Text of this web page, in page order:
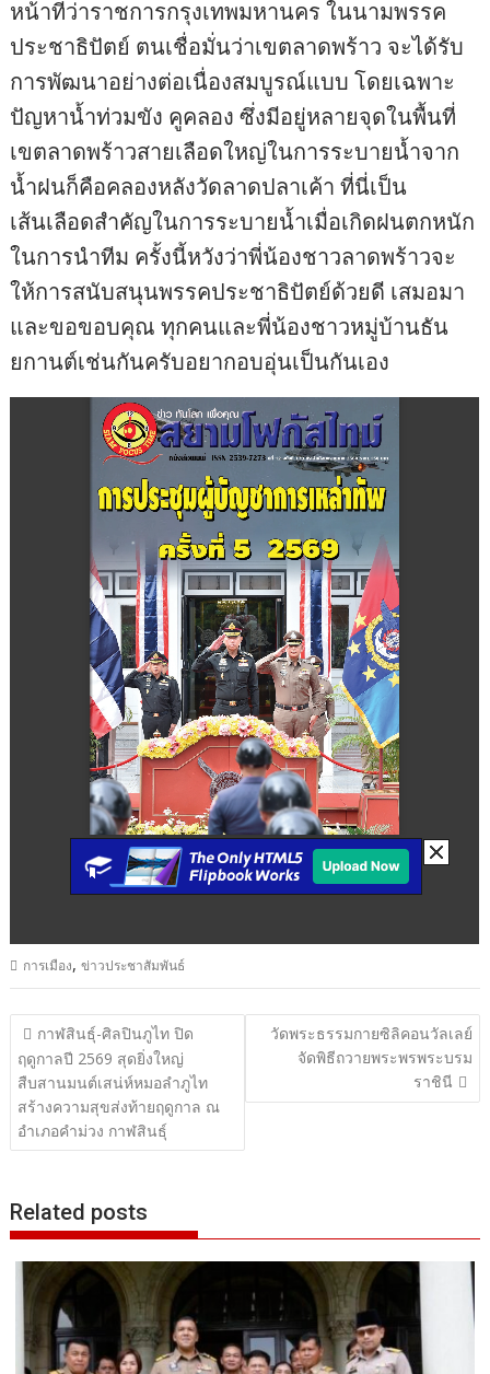
หน้าที่ว่าราชการกรุงเทพมหานคร ในนามพรรค
ประชาธิปัตย์ ตนเชื่อมั่นว่าเขตลาดพร้าว จะได้รับ
การพัฒนาอย่างต่อเนื่องสมบูรณ์แบบ โดยเฉพาะ
ปัญหาน้ำท่วมขัง คูคลอง ซึ่งมีอยู่หลายจุดในพื้นที่
เขตลาดพร้าวสายเลือดใหญ่ในการระบายน้ำจาก
น้ำฝนก็คือคลองหลังวัดลาดปลาเค้า ที่นี่เป็น
เส้นเลือดสำคัญในการระบายน้ำเมื่อเกิดฝนตกหนัก
ในการนำทีม ครั้งนี้หวังว่าพี่น้องชาวลาดพร้าวจะ
ให้การสนับสนุนพรรคประชาธิปัตย์ด้วยดี เสมอมา
และขอขอบคุณ ทุกคนและพี่น้องชาวหมู่บ้านธัน
ยกานต์เช่นกันครับอยากอบอุ่นเป็นกันเอง
การเมือง,ข่าวประชาสัมพันธ์
แนะแนว
เรื่อง
กาฬสินธุ์-ศิลปินภูไท ปิด
ฤดูกาลปี 2569 สุดยิ่งใหญ่
สืบสานมนต์เสน่ห์หมอลำภูไท
สร้างความสุขส่งท้ายฤดูกาล ณ
อำเภอคำม่วง กาฬสินธุ์
วัดพระธรรมกายซิลิคอนวัลเลย์
จัดพิธีถวายพระพรพระบรม
ราชินี
Related posts